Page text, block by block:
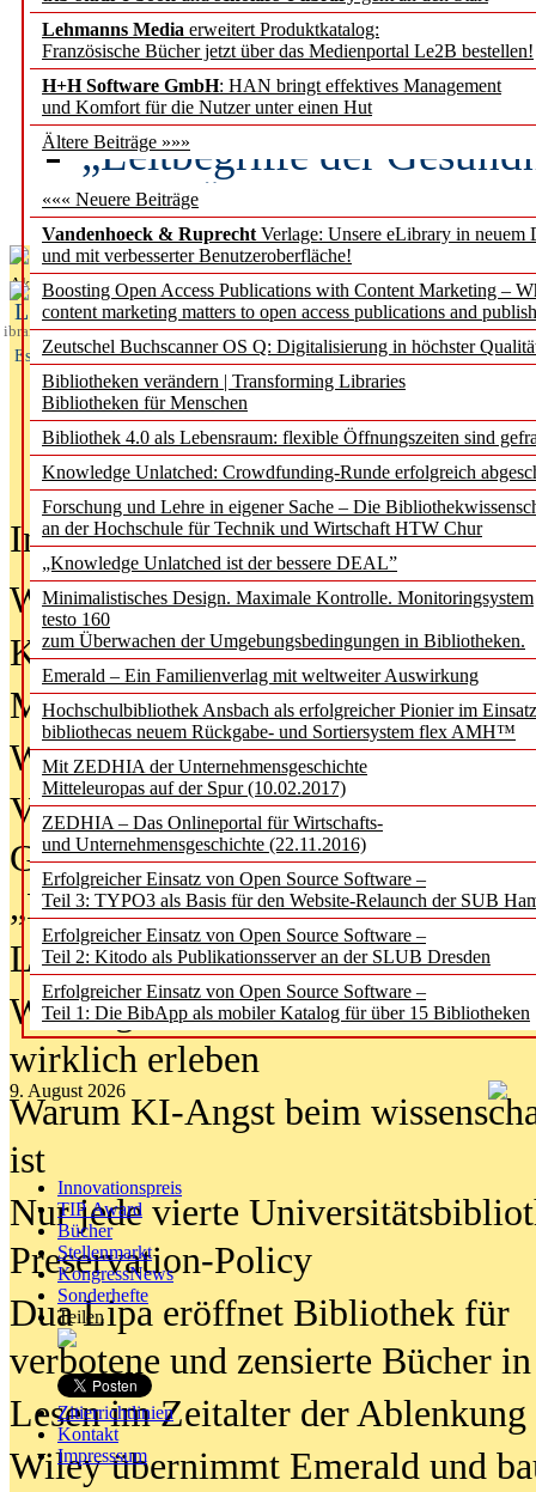
Lehmanns Media erweitert Produktkatalog:
Französische Bücher jetzt über das Medienportal Le2B bestellen!
H+H Software GmbH: HAN bringt effektives Management
und Komfort für die Nutzer unter einen Hut
Ältere Beiträge »»»
««« Neuere Beiträge
Vandenhoeck & Ruprecht Verlage: Unsere eLibrary in neuem
und mit verbesserter Benutzeroberfläche!
Boosting Open Access Publications with Content Marketing –
content marketing matters to open access publications and
Zeutschel Buchscanner OS Q: Digitalisierung in höchster
Bibliotheken verändern | Transforming Libraries
Bibliotheken für Menschen
Bibliothek 4.0 als Lebensraum: flexible Öffnungszeiten sind
Knowledge Unlatched: Crowdfunding-Runde erfolgreich
Forschung und Lehre in eigener Sache – Die
an der Hochschule für Technik und Wirtschaft HTW Chur
„Knowledge Unlatched ist der bessere DEAL”
Minimalistisches Design. Maximale Kontrolle. Monitoringsystem
testo 160
zum Überwachen der Umgebungsbedingungen in Bibliotheken.
Emerald – Ein Familienverlag mit weltweiter Auswirkung
Hochschulbibliothek Ansbach als erfolgreicher Pionier im
bibliothecas neuem Rückgabe- und Sortiersystem flex AMH™
Mit ZEDHIA der Unternehmensgeschichte
Mitteleuropas auf der Spur (10.02.2017)
ZEDHIA – Das Onlineportal für Wirtschafts-
und Unternehmensgeschichte (22.11.2016)
Erfolgreicher Einsatz von Open Source Software –
Teil 3: TYPO3 als Basis für den Website-Relaunch der SUB
Erfolgreicher Einsatz von Open Source Software –
Teil 2: Kitodo als Publikationsserver an der SLUB Dresden
Erfolgreicher Einsatz von Open Source Software –
Teil 1: Die BibApp als mobiler Katalog für über 15 Bibliotheken
9. August 2026
Innovationspreis
TIP Award
Bücher
Stellenmarkt
KongressNews
Sonderhefte
Teilen
Zitierrichtlinien
Kontakt
Impresssum
Künstliche Intelligenz
besser zu verstehen
„Leitbegriffe der
des BIÖG erscheinen
Aktuelles aus
L
ibrary
Essentials
In der Ausgabe06/2026(August
Was Hochschul­bibliotheken von
Kinder in der digitalen Welt
Metadaten als Infrastruktur
Wenn Bots katalogisieren
Von Abschlusskleidern bis
Geisterjagd-Ausrüstung in der
„Library of Things“ unterwegs
Lesen als Infrastrukturaufgabe
Wie Jugendliche Social Media
wirklich erleben
Warum KI-Angst beim
ist
Nur jede vierte
Preservation-Policy
Dua Lipa eröffnet Bibliothek für
verbotene und zensierte Bücher
Lesen im Zeitalter der Ablenkung
Wiley übernimmt Emerald und